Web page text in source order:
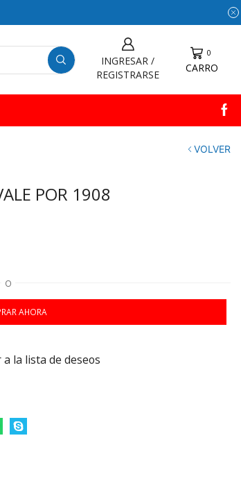
INGRESAR /
REGISTRARSE
0
CARRO
VOLVER
POR 1908
O
AHORA
la lista de deseos